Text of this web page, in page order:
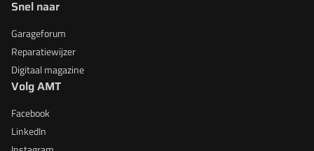
Snel naar
Garageforum
Reparatiewijzer
Digitaal magazine
Volg AMT
Facebook
LinkedIn